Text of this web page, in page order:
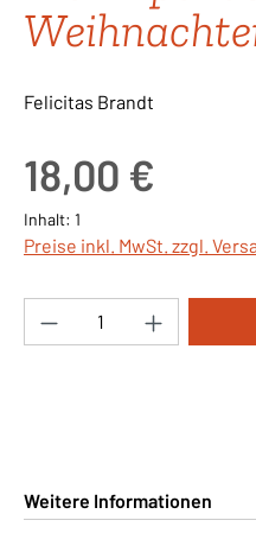
Felicitas Brandt
18,00 €
Inhalt: 1
Preise inkl. MwSt. zzgl.
Produkt Anzahl:
Weitere Informationen